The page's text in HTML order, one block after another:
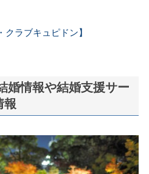
クラブキュピドン】
婚情報や結婚支援サー
報